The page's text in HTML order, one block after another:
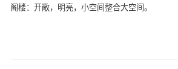
阁楼：开敞，明亮，小空间整合大空间。